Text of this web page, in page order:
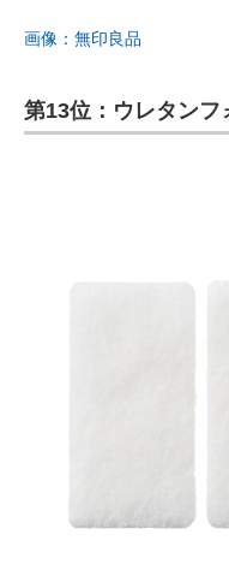
画像：無印良品
第13位：ウレタン